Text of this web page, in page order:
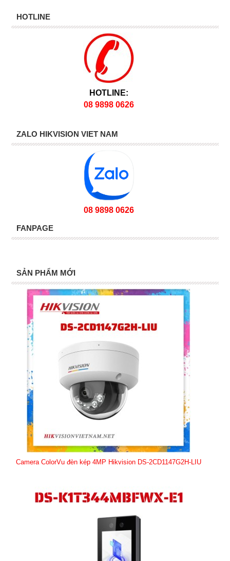
HOTLINE
HOTLINE:
08 9898 0626
ZALO HIKVISION VIET NAM
08 9898 0626
FANPAGE
SẢN PHẨM MỚI
Camera ColorVu đèn kép 4MP Hikvision DS-2CD1147G2H-LIU